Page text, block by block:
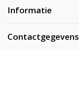
Informatie
Contactgegevens